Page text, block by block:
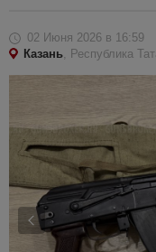
02 Июня 2026 в 16:59
Казань, Республика